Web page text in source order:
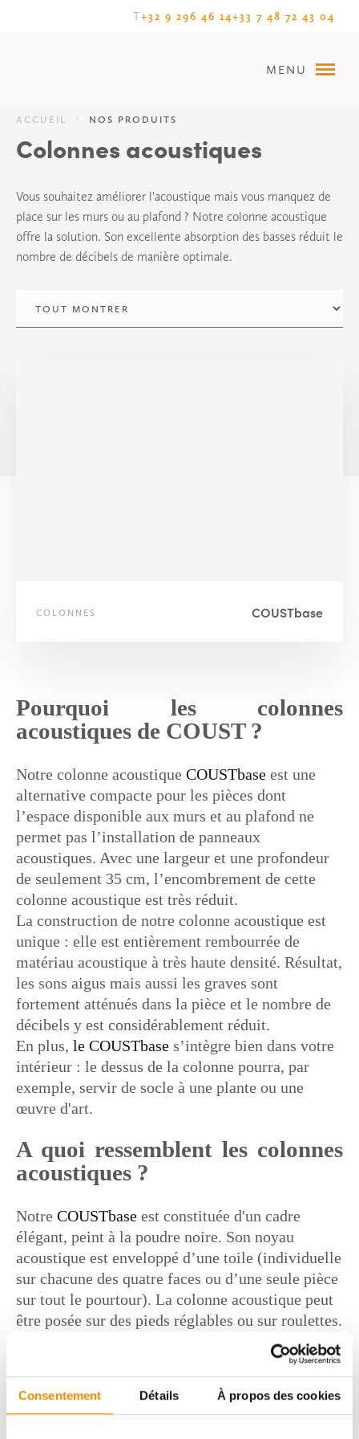
Consentement Détails À propos des cookies
T+32 9 296 46 14+33 7 48 72 43 04
MENU
ACCUEIL NOS PRODUITS
Colonnes acoustiques
Vous souhaitez améliorer l'acoustique mais vous manquez de
place sur les murs ou au plafond ? Notre colonne acoustique
offre la solution. Son excellente absorption des basses réduit le
nombre de décibels de manière optimale.
COUSTbase
COLONNES
Pourquoi les colonnes
acoustiques de COUST ?
Notre colonne acoustique COUSTbase est une
alternative compacte pour les pièces dont
l’espace disponible aux murs et au plafond ne
permet pas l’installation de panneaux
acoustiques. Avec une largeur et une profondeur
de seulement 35 cm, l’encombrement de cette
colonne acoustique est très réduit.
La construction de notre colonne acoustique est
unique : elle est entièrement rembourrée de
matériau acoustique à très haute densité. Résultat,
les sons aigus mais aussi les graves sont
fortement atténués dans la pièce et le nombre de
décibels y est considérablement réduit.
En plus, le COUSTbase s’intègre bien dans votre
intérieur : le dessus de la colonne pourra, par
exemple, servir de socle à une plante ou une
œuvre d'art.
A quoi ressemblent les colonnes
acoustiques ?
Notre COUSTbase est constituée d'un cadre
élégant, peint à la poudre noire. Son noyau
acoustique est enveloppé d’une toile (individuelle
sur chacune des quatre faces ou d’une seule pièce
sur tout le pourtour). La colonne acoustique peut
être posée sur des pieds réglables ou sur roulettes.
Combien de colonnes
acoustiques me faut-il ?